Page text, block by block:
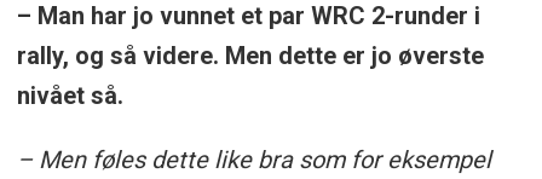
– Man har jo vunnet et par WRC 2-runder i
rally, og så videre. Men dette er jo øverste
nivået så.
– Men føles dette like bra som for eksempel